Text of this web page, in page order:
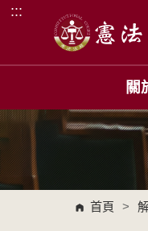
跳到主要內容區塊
:::
關
首頁 >